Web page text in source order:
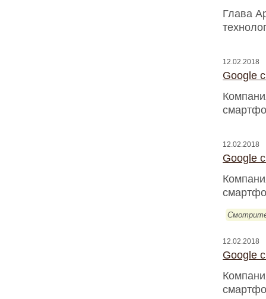
Глава
12.02.2018
Google
12.02.2018
Google
12.02.2018
Google